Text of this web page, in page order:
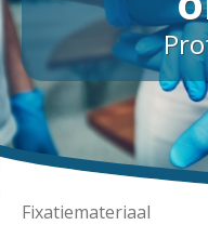
Fixatiemateriaal